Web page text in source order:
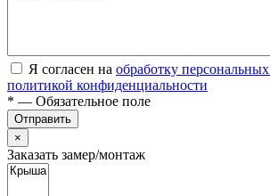
Я согласен на обработку
политикой конфиденциальности
* — Обязательное поле
Отправить
×
Заказать замер/монтаж